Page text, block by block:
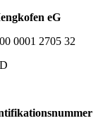
eG
0001 2705 32